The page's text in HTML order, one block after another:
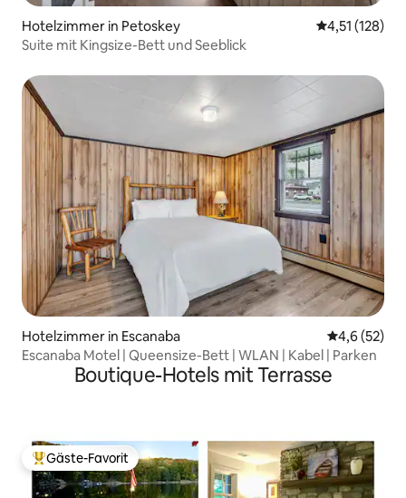
Hotelzimmer in Petoskey
4,51 (128)
Suite mit Kingsize-Bett und Seeblick
Hotelzimmer in Escanaba
4,6 (52)
Escanaba Motel | Queensize-Bett | WLAN | Kabel | Parken
Boutique-Hotels mit Terrasse
Beliebter Gäste-Favorit.
Gäste-Favorit